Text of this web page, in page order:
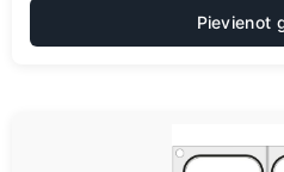
Pievienot